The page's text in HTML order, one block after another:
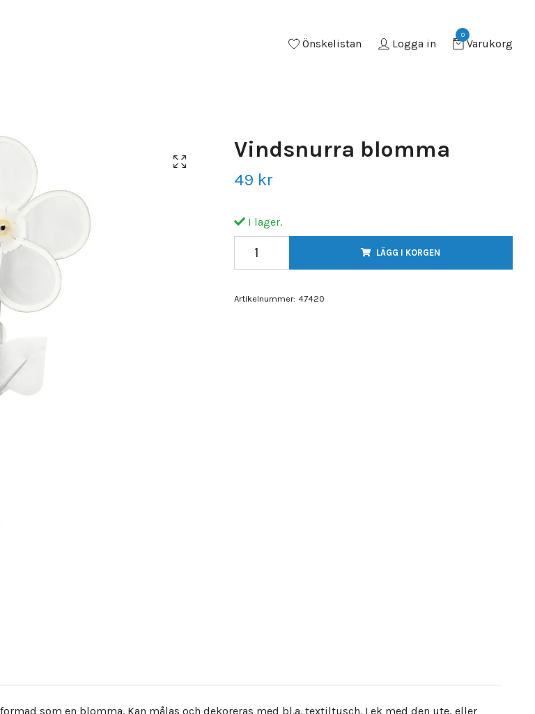
Önskelistan Logga in
0
Varukorg
Vindsnurra blomma
49 kr
I lager.
LÄGG I KORGEN
Artikelnummer: 47420
som en blomma. Kan målas och dekoreras med bl.a. textiltusch. Lek med den ute, eller